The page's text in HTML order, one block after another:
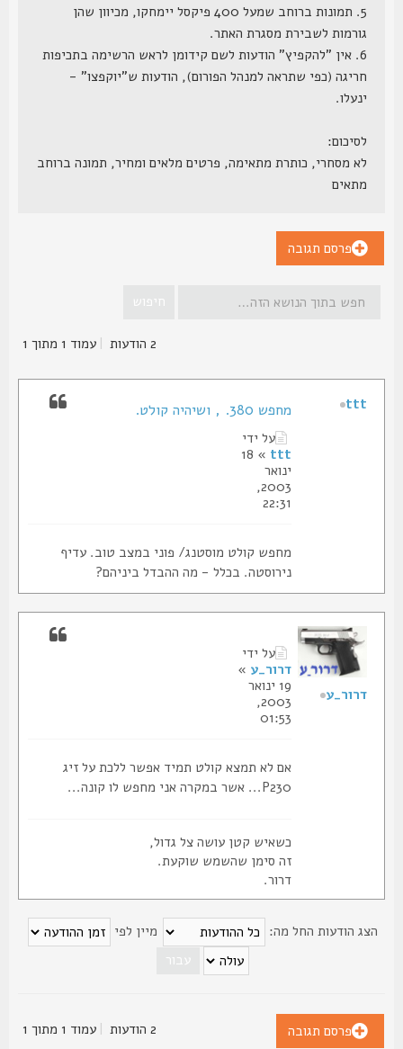
5. תמונות ברוחב שמעל 400 פיקסל יימחקו, מכיוון שהן
גורמות לשבירת מסגרת האתר.
6. אין "להקפיץ" הודעות לשם קידומן לראש הרשימה בתכיפות
חריגה (כפי שתראה למנהל הפורום), הודעות ש"יוקפצו" -
ינעלו.
לסיכום:
לא מסחרי, כותרת מתאימה, פרטים מלאים ומחיר, תמונה ברוחב
מתאים
פרסם תגובה
|עמוד1מתוך1
מחפש 380. , ושיהיה קולט.
על ידי
» 18
2003,
מחפש קולט מוסטנג/ פוני במצב טוב. עדיף
נירוסטה. בכלל - מה ההבדל ביניהם?
על ידי
דרור_ע»
19 ינואר
2003,
01:53
אם לא תמצא קולט תמיד אפשר ללכת על זיג
P230... אשר במקרה אני מחפש לו קונה...
כשאיש קטן עושה צל גדול,
זה סימן שהשמש שוקעת.
דרור.
דרור_ע
הודעות החל מה: מיין לפי
פרסם תגובה |עמוד1מתוך1